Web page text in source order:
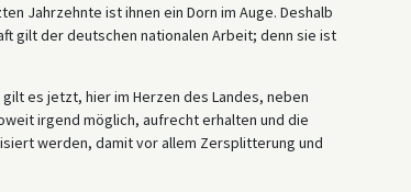
Jahrzehnte ist ihnen ein Dorn im Auge. Deshalb
gilt der deutschen nationalen Arbeit; denn sie ist
es jetzt, hier im Herzen des Landes, neben
irgend möglich, aufrecht erhalten und die
werden, damit vor allem Zersplitterung und